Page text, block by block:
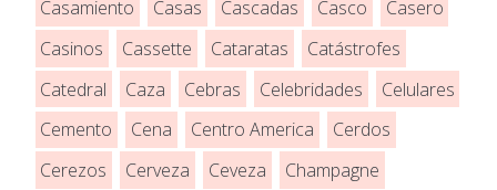
Casamiento Casas Cascadas Casco
Casero
Casinos
Cassette Cataratas
Catástrofes
Catedral
Caza Cebras Celebridades
Celulares
Cemento
Cena Centro America
Cerdos
Cerezos
Cerveza Ceveza
Champagne